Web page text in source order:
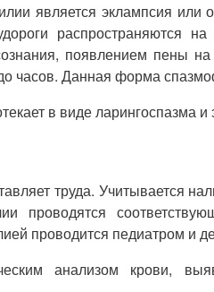
является эклампсия или
появлением пены
часов. Данная форма
в виде ларингоспазма
труда. Учитывается
проводятся
проводится педиатром и
анализом крови,